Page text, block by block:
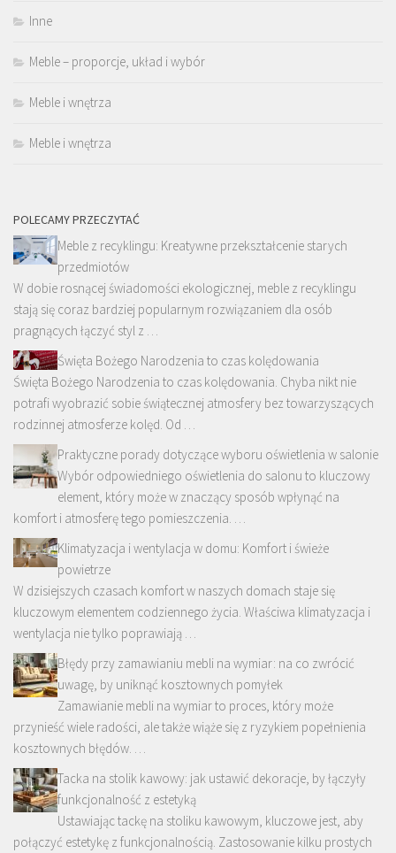
Inne
Meble – proporcje, układ i wybór
Meble i wnętrza
Meble i wnętrza
POLECAMY PRZECZYTAĆ
Meble z recyklingu: Kreatywne przekształcenie starych
przedmiotów
W dobie rosnącej świadomości ekologicznej, meble z recyklingu
stają się coraz bardziej popularnym rozwiązaniem dla osób
pragnących łączyć styl z …
Święta Bożego Narodzenia to czas kolędowania
Święta Bożego Narodzenia to czas kolędowania. Chyba nikt nie
potrafi wyobrazić sobie świątecznej atmosfery bez towarzyszących
rodzinnej atmosferze kolęd. Od …
Praktyczne porady dotyczące wyboru oświetlenia w salonie
Wybór odpowiedniego oświetlenia do salonu to kluczowy
element, który może w znaczący sposób wpłynąć na
komfort i atmosferę tego pomieszczenia. …
Klimatyzacja i wentylacja w domu: Komfort i świeże
powietrze
W dzisiejszych czasach komfort w naszych domach staje się
kluczowym elementem codziennego życia. Właściwa klimatyzacja i
wentylacja nie tylko poprawiają …
Błędy przy zamawianiu mebli na wymiar: na co zwrócić
uwagę, by uniknąć kosztownych pomyłek
Zamawianie mebli na wymiar to proces, który może
przynieść wiele radości, ale także wiąże się z ryzykiem popełnienia
kosztownych błędów. …
Tacka na stolik kawowy: jak ustawić dekoracje, by łączyły
funkcjonalność z estetyką
Ustawiając tackę na stoliku kawowym, kluczowe jest, aby
połączyć estetykę z funkcjonalnością. Zastosowanie kilku prostych